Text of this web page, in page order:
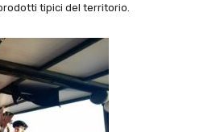
tipici del territorio.